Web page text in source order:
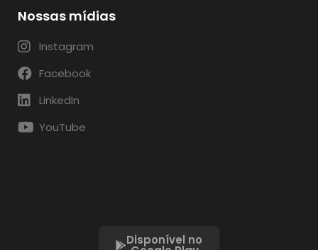
Nossas mídias
Instagram
Facebook
LinkedIn
YouTube
Disponível no